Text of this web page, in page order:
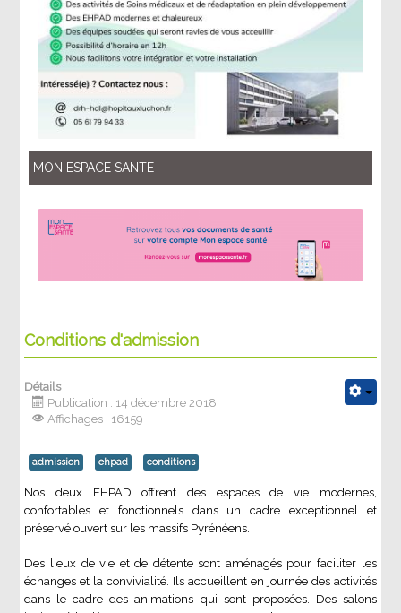
MON ESPACE SANTE
Conditions d'admission
Détails
Publication : 14 décembre 2018
Affichages : 16159
admission ehpad conditions
Nos deux EHPAD offrent des espaces de vie modernes,
confortables et fonctionnels dans un cadre exceptionnel et
préservé ouvert sur les massifs Pyrénéens.
Des lieux de vie et de détente sont aménagés pour faciliter les
échanges et la convivialité. Ils accueillent en journée des activités
dans le cadre des animations qui sont proposées. Des salons